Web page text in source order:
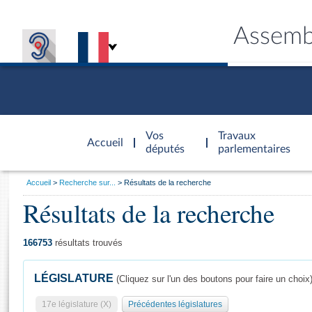
Accueil
d'accueil
Vos
députés
Travaux
parlementaires
Général
Vous
Accueil Recherche sur... Résultats de la recherche
Résultats de la recherche
166753 résultats trouvés
LÉGISLATURE (Cliquez sur l'un des boutons pour faire un choix)
17e législature (X) Précédentes législatures